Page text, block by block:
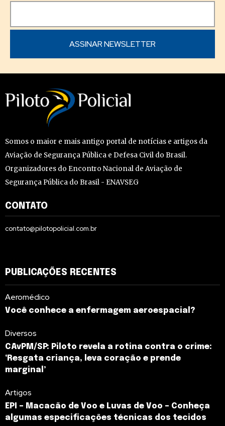
Somos o maior e mais antigo portal de notícias e artigos da
Aviação de Segurança Pública e Defesa Civil do Brasil.
Organizadores do Encontro Nacional de Aviação de
Segurança Pública do Brasil - ENAVSEG
CONTATO
contato@pilotopolicial.com.br
PUBLICAÇÕES RECENTES
Aeromédico
Você conhece a enfermagem aeroespacial?
Diversos
CAvPM/SP: Piloto revela a rotina contra o crime:
‘Resgata criança, leva coração e prende
marginal’
Artigos
EPI – Macacão de Voo e Luvas de Voo – Conheça
algumas especificações técnicas dos tecidos